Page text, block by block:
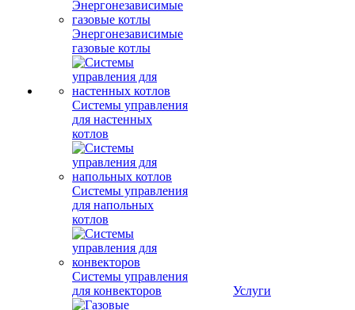
Энергонезависимые
газовые котлы
Системы управления
для настенных
котлов
Системы управления
для напольных
котлов
Системы управления
для конвекторов
Услуги